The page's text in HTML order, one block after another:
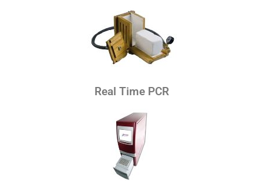
Real Time PCR